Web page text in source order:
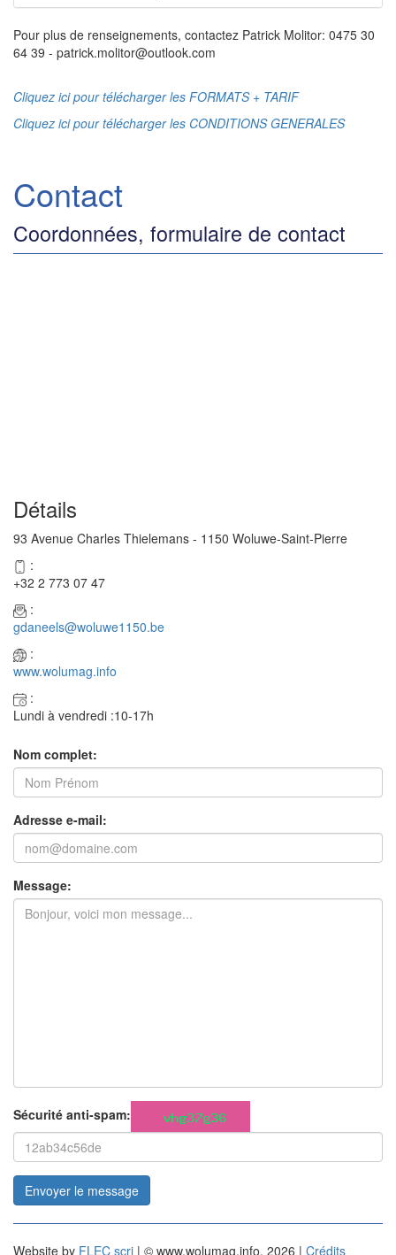
Pour plus de renseignements, contactez Patrick Molitor: 0475 30
64 39 - patrick.molitor@outlook.com
Cliquez ici pour télécharger les FORMATS + TARIF
Cliquez ici pour télécharger les CONDITIONS GENERALES
Contact
Coordonnées, formulaire de contact
Détails
93 Avenue Charles Thielemans - 1150 Woluwe-Saint-Pierre
:
+32 2 773 07 47
:
gdaneels@woluwe1150.be
:
www.wolumag.info
:
Lundi à vendredi :10-17h
Nom complet:
Adresse e-mail:
Message:
Sécurité anti-spam:
Envoyer le message
Website by FLEC scri | © www.wolumag.info, 2026 | Crédits